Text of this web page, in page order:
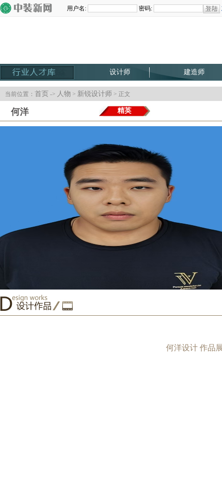
设计师 建造师
当前位置： 首页 -> 人物 > 新锐设计师 > 正文
何洋 精英
何洋设计 作品